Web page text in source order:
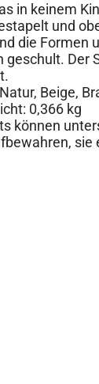
in keinem
und
die Formen
Der
Beige,
0,366 kg
können
sie